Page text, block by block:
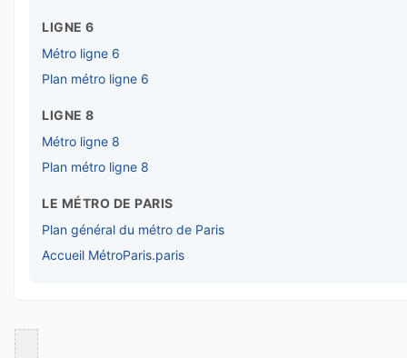
LIGNE 6
Métro ligne 6
Plan métro ligne 6
LIGNE 8
Métro ligne 8
Plan métro ligne 8
LE MÉTRO DE PARIS
Plan général du métro de Paris
Accueil MétroParis.paris